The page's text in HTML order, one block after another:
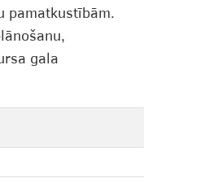
pamatkustībām.
gala